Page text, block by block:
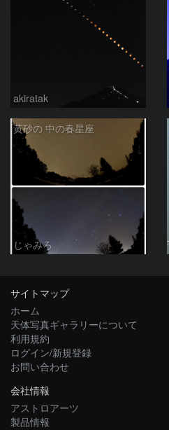
akiratak
黄砂の 中の春星座
じゃみろ
サイトマップ
ホーム
天体写真ギャラリーについて
利用規約
ログイン/新規登録
お問い合わせ
会社情報
アストロアーツ
製品情報